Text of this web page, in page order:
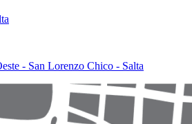
- San Lorenzo Chico - Salta